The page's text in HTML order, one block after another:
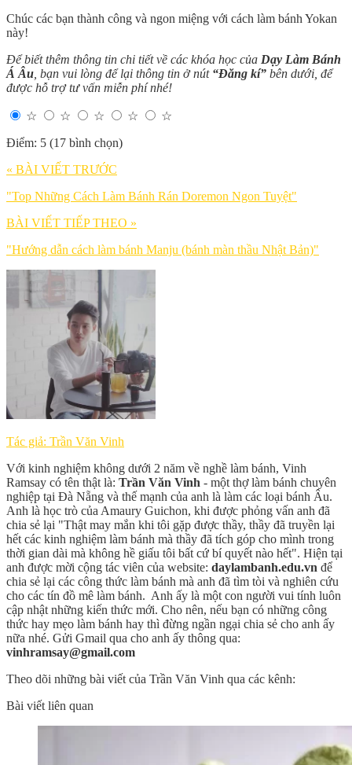
Chúc các bạn thành công và ngon miệng với cách làm bánh Yokan
này!
Để biết thêm thông tin chi tiết về các khóa học của Dạy Làm Bánh
Á Âu , bạn vui lòng để lại thông tin ở nút “Đăng kí” bên dưới, để
được hỗ trợ tư vấn miễn phí nhé!
☆ ☆ ☆ ☆
☆
Điểm: 5 (17 bình chọn)
« BÀI VIẾT TRƯỚC
"Top Những Cách Làm Bánh Rán Doremon Ngon Tuyệt"
BÀI VIẾT TIẾP THEO »
"Hướng dẫn cách làm bánh Manju (bánh màn thầu Nhật Bản)"
Tác giả: Trần Văn Vinh
Với kinh nghiệm không dưới 2 năm về nghề làm bánh, Vinh
Ramsay có tên thật là: Trần Văn Vinh - một thợ làm bánh chuyên
nghiệp tại Đà Nẵng và thế mạnh của anh là làm các loại bánh Âu.
Anh là học trò của Amaury Guichon, khi được phỏng vấn anh đã
chia sẻ lại "Thật may mắn khi tôi gặp được thầy, thầy đã truyền lại
hết các kinh nghiệm làm bánh mà thầy đã tích góp cho mình trong
thời gian dài mà không hề giấu tôi bất cứ bí quyết nào hết". Hiện tại
anh được mời cộng tác viên của website: daylambanh.edu.vn để
chia sẻ lại các công thức làm bánh mà anh đã tìm tòi và nghiên cứu
cho các tín đồ mê làm bánh. Anh ấy là một con người vui tính luôn
cập nhật những kiến thức mới. Cho nên, nếu bạn có những công
thức hay mẹo làm bánh hay thì đừng ngần ngại chia sẻ cho anh ấy
nữa nhé. Gửi Gmail qua cho anh ấy thông qua:
vinhramsay@gmail.com
Theo dõi những bài viết của Trần Văn Vinh qua các kênh:
Bài viết liên quan